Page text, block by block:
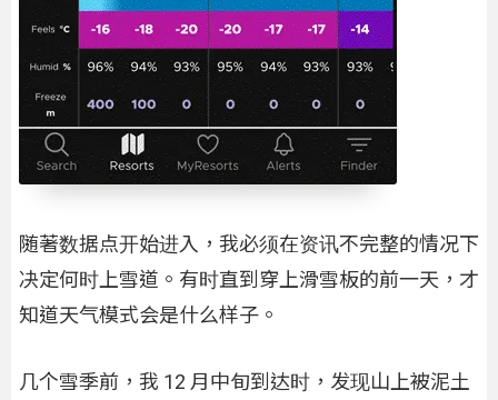
随著数据点开始进入，我必须在资讯不完整的情况下
决定何时上雪道。有时直到穿上滑雪板的前一天，才
知道天气模式会是什么样子。
几个雪季前，我 12 月中旬到达时，发现山上被泥土